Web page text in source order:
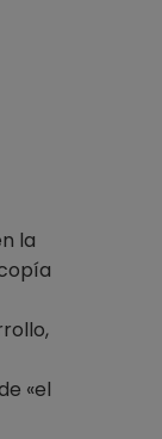
la
«el